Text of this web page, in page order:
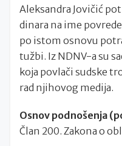
Aleksandra Jovičić
dinara na ime
po istom osnovu
tužbi. Iz NDNV-a su
koja povlači sudske
rad njihovog medija.
Osnov podnošenja
Član 200. Zakona o